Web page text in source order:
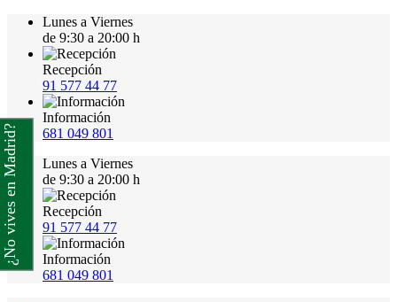
Lunes a Viernes
de 9:30 a 20:00 h
Recepción
91 577 44 77
Información
681 049 801
Lunes a Viernes
de 9:30 a 20:00 h
Recepción
91 577 44 77
Información
681 049 801
¿No vives en Madrid?